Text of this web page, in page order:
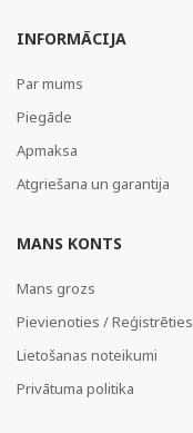
INFORMĀCIJA
Par mums
Piegāde
Apmaksa
Atgriešana un garantija
MANS KONTS
Mans grozs
Pievienoties / Reģistrēties
Lietošanas noteikumi
Privātuma politika